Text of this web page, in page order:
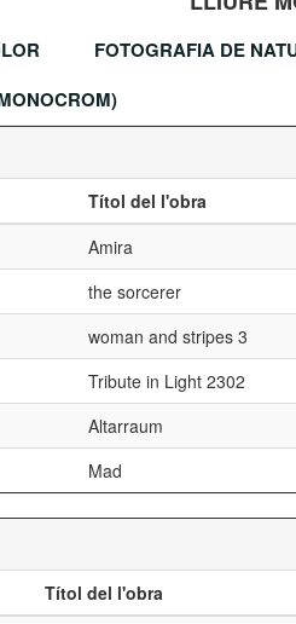
FOTOGRAFIA DE
Títol del l'obra
Amira
the sorcerer
woman and stripes 3
Tribute in Light 2302
Altarraum
Mad
Títol del l'obra